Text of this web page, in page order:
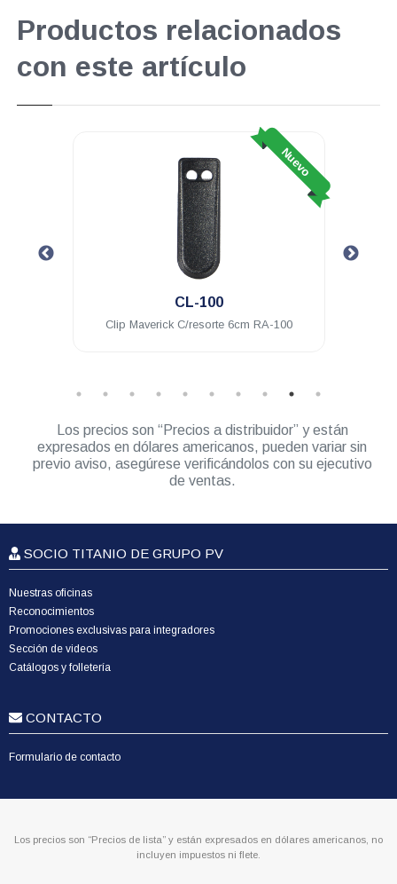
Productos relacionados
con este artículo
Nuevo
CL-100
Clip Maverick C/resorte 6cm RA-100
Los precios son “Precios a distribuidor” y están
expresados en dólares americanos, pueden variar sin
previo aviso, asegúrese verificándolos con su ejecutivo
de ventas.
SOCIO TITANIO DE GRUPO PV
Nuestras oficinas
Reconocimientos
Promociones exclusivas para integradores
Sección de videos
Catálogos y folletería
CONTACTO
Formulario de contacto
Los precios son “Precios de lista” y están expresados en dólares americanos, no
incluyen impuestos ni flete.